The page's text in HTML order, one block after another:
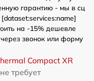
гарантию - мы в сц
на -15% дешевле
звонок или форму
Compact XR
требует